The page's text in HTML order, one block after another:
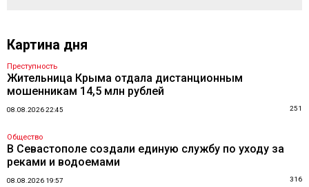
Картина дня
Преступность
Жительница Крыма отдала дистанционным
мошенникам 14,5 млн рублей
08.08.2026 22:45 251
Общество
В Севастополе создали единую службу по уходу за
реками и водоемами
08.08.2026 19:57 316